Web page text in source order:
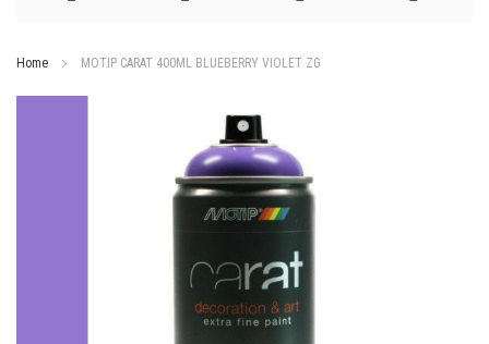
Home MOTIP CARAT 400ML BLUEBERRY VIOLET ZG